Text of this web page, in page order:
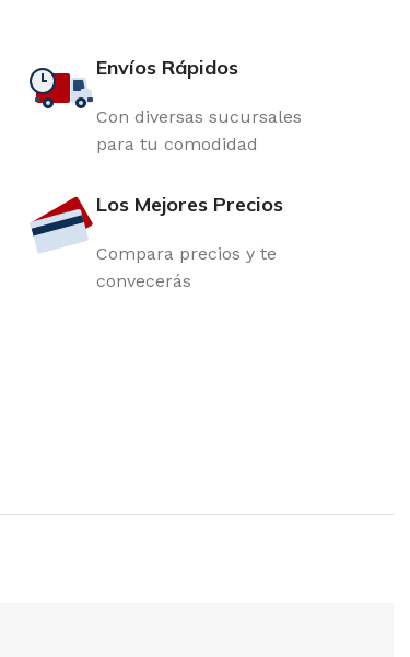
Envíos Rápidos
Con diversas sucursales
para tu comodidad
Los Mejores Precios
Compara precios y te
convecerás